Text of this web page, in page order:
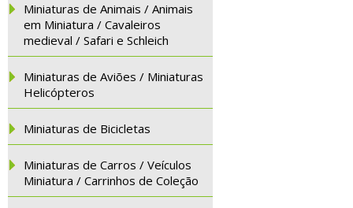
Miniaturas de Animais / Animais
em Miniatura / Cavaleiros
medieval / Safari e Schleich
Miniaturas de Aviões / Miniaturas
Helicópteros
Miniaturas de Bicicletas
Miniaturas de Carros / Veículos
Miniatura / Carrinhos de Coleção